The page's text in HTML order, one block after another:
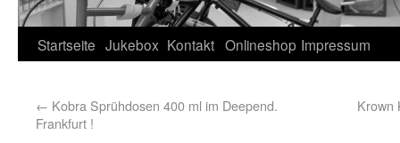
Startseite Jukebox Kontakt Onlineshop Impressum
← Kobra Sprühdosen 400 ml im Deepend.
Frankfurt !
Krown